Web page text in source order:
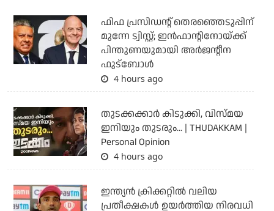
ഫിഫ പ്രസിഡന്റ് തെരഞ്ഞെടുപ്പിന്
മുന്നേ ട്വിസ്റ്റ്; ഇന്‍ഫാന്റിനോയ്ക്ക്
പിന്തുണയുമായി അര്‍ജന്റീന
ഫുട്‌ബോള്‍
4 hours ago
തുടക്കക്കാര്‍ കിടുക്കി, വിസ്മയ
ഇനിയും തുടരും... | THUDAKKAM |
Personal Opinion
4 hours ago
ഇന്ത്യന്‍ ക്രിക്കറ്റില്‍ വലിയ
പ്രതീക്ഷകള്‍ ഉയര്‍ത്തിയ നിരവധി